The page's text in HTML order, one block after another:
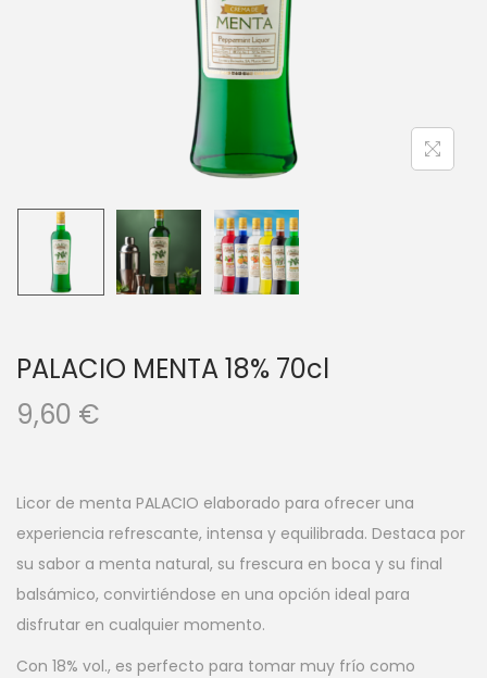
a
c
i
i
d
o
PALACIO MENTA 18% 70cl
9,60 €
Licor de menta PALACIO elaborado para ofrecer una
experiencia refrescante, intensa y equilibrada. Destaca por
su sabor a menta natural, su frescura en boca y su final
balsámico, convirtiéndose en una opción ideal para
disfrutar en cualquier momento.
Con 18% vol., es perfecto para tomar muy frío como